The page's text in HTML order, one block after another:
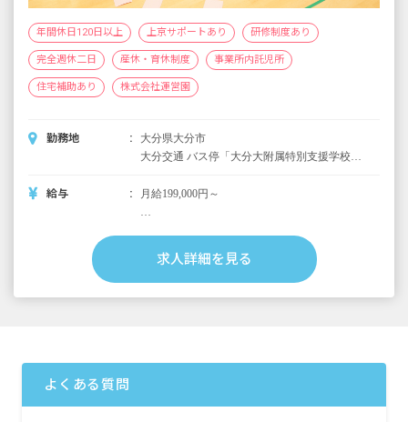
年間休日120日以上 上京サポートあり 研修制度あり
完全週休二日 産休・育休制度 事業所内託児所
住宅補助あり 株式会社運営園
勤務地
大分県大分市
大分交通 バス停「大分大附属特別支援学校
分
給与 月給199,000円～
■早朝手当 （開園～8時）
■夜間手当 （18時～閉園）
求人詳細を見る
よくある質問